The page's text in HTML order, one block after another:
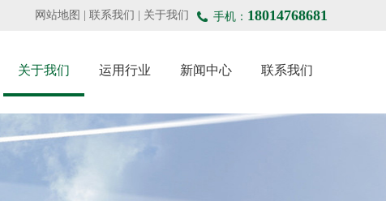
手机： 18014768681
网站地图 联系我们 关于我们
关于我们 运用行业 新闻中心 联系我们